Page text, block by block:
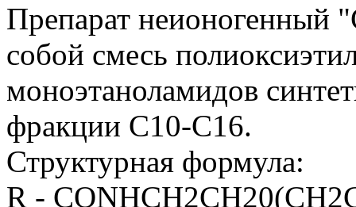
Препарат неионогенный
собой смесь
моноэтаноламидов
фракции С10-С16.
Структурная формула:
R -